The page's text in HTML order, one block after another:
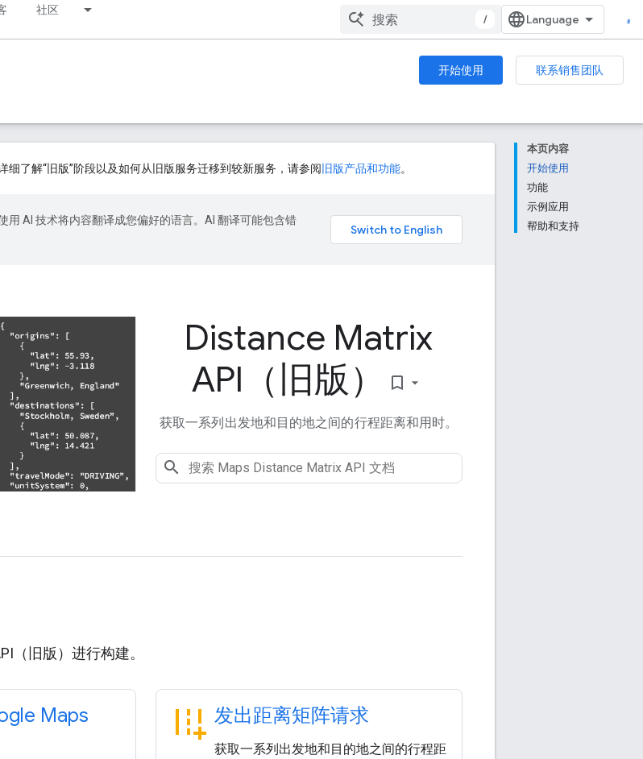
社区
/
开始使用
联系销售团队
本页内容
开始使用
功能
示例应用
帮助和支持
细了解“旧版”阶段以及如何从旧版服务迁移到较新服务，请参阅 旧版产品和功能。
用 AI 技术将内容翻译成您偏好的语言。AI 翻译可能包含错
Distance Matrix
API（旧版）
bookmark_border
获取一系列出发地和目的地之间的行程距离和用时。
（旧版）进行构建。
Maps
add_road 发出距离矩阵请求
获取一系列出发地和目的地之间的行程距